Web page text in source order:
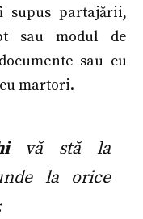
partajării,
sau modul de
sau cu
martori.
vă stă la
la orice